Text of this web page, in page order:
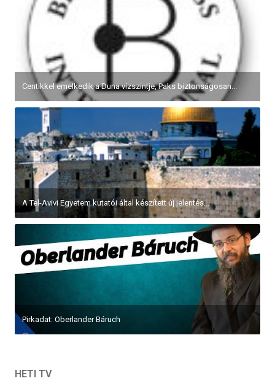
Centikkel emelkedik a Duna vízszintje, Paks biztonságosan...
A Tel-Avivi Egyetem kutatói által készített új jelentés...
Pirkadat: Oberlander Báruch
HETI TV